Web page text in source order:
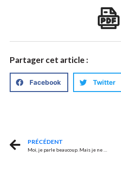
Partager cet article :
Facebook Twitter
PRÉCÉDENT